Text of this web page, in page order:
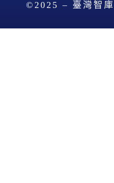
©2025 – 臺灣智